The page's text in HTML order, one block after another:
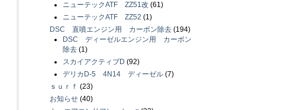
ニューテックATF ZZ51改 (61)
ニューテックATF ZZ52 (1)
DSC 直噴エンジン用 カーボン除去 (194)
DSC ディーゼルエンジン用 カーボン
除去 (1)
スカイアクティブD (92)
デリカD-5 4N14 ディーゼル (7)
ｓｕｒｆ (23)
お知らせ (40)